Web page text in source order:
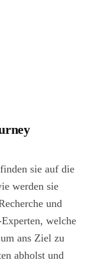
sie auf die
werden sie
und
welche
ans Ziel zu
abholst und